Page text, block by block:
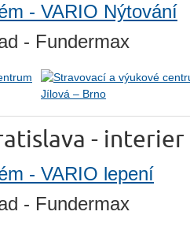
- VARIO Nýtování
- Fundermax
-
- VARIO lepení
- Fundermax